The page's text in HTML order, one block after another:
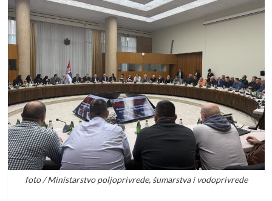
foto / Ministarstvo poljoprivrede, šumarstva i vodoprivrede